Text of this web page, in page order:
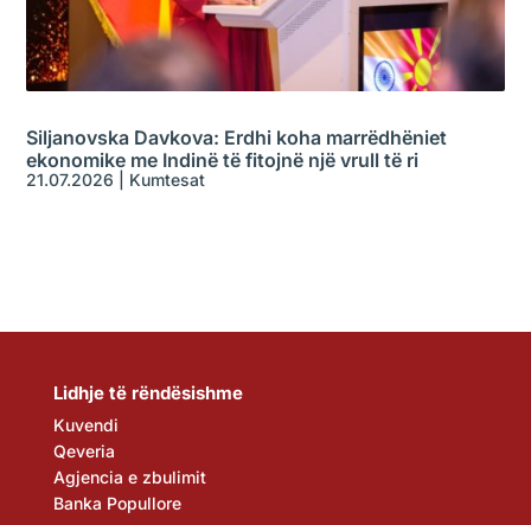
Siljanovska Davkova: Erdhi koha marrëdhëniet
ekonomike me Indinë të fitojnë një vrull të ri
21.07.2026 Kumtesat
Lidhje të rëndësishme
Kuvendi
Qeveria
Agjencia e zbulimit
Banka Popullore